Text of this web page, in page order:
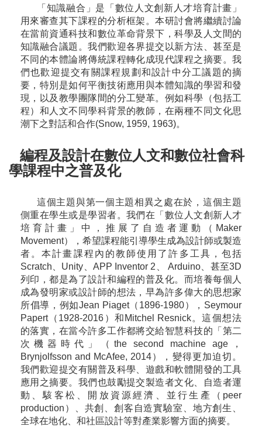
「知識融合」是「數位人文創新人才培育計畫」
用來審查其下課程的分析框架。本研討會將繼續討論
在當前資通科技和數位革命背景下，科學及人文間的
知識融合議題。我們歡迎各界提交以新方法、甚至是
不同的本體論將傳統課程轉化成現代課程之摘要。我
們也歡迎提交有關課程規劃和設計中分工議題的摘
要，特別是如何平衡技術應用與本體知識的學習和發
現，以及教學團隊間的分工變革。例如科學（包括工
程）和人文不同學科背景的教師，在兩種不同文化思
潮下之對話和合作(Snow, 1959, 1963)。
編程及設計在數位人文和數位社會科
學課程中之普及化
這個主題與第一個主題相異之處在於，這個主題
側重在學生或是學習者。我們在「數位人文創新人才
培育計畫」中，推展了自造者運動（Maker
Movement），希望課程能引導學生成為設計師或製造
者。本計畫課程內的教師使用了許多工具，包括
Scratch、Unity、APP Inventor 2、 Arduino、甚至3D
列印，都是為了設計和編程的普及化。而培養每個人
成為發明家或設計師的想法，早為許多偉大的思想家
所倡導，例如Jean Piaget（1896-1980），Seymour
Papert（1928-2016）和Mitchel Resnick。這個想法
的落實，在當今許多工作都將交給智慧科技的「第二
次機器時代」（the second machine age，
Brynjolfsson and McAfee, 2014），變得更加迫切。
我們歡迎提交有關普及科學、遊戲和軟體開發的工具
應用之摘要。我們也鼓勵提交製造者文化、自造者運
動、駭客松、開放資源經濟、並行生產（peer
production）、共創、創客自造實驗室、地方創生、
全球在地化、和社區設計等對產業影響方面的摘要。